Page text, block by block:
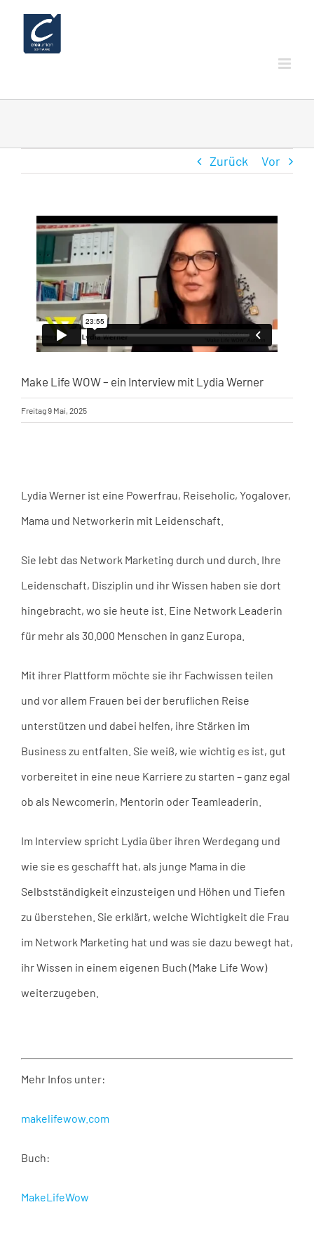
Zum
Zurück Vor
Make Life WOW – ein Interview mit Lydia Werner
Freitag 9 Mai, 2025
Lydia Werner ist eine Powerfrau, Reiseholic, Yogalover,
Mama und Networkerin mit Leidenschaft.
Sie lebt das Network Marketing durch und durch. Ihre
Leidenschaft, Disziplin und ihr Wissen haben sie dort
hingebracht, wo sie heute ist. Eine Network Leaderin
für mehr als 30.000 Menschen in ganz Europa.
Mit ihrer Plattform möchte sie ihr Fachwissen teilen
und vor allem Frauen bei der beruflichen Reise
unterstützen und dabei helfen, ihre Stärken im
Business zu entfalten. Sie weiß, wie wichtig es ist, gut
vorbereitet in eine neue Karriere zu starten – ganz egal
ob als Newcomerin, Mentorin oder Teamleaderin.
Im Interview spricht Lydia über ihren Werdegang und
wie sie es geschafft hat, als junge Mama in die
Selbstständigkeit einzusteigen und Höhen und Tiefen
zu überstehen. Sie erklärt, welche Wichtigkeit die Frau
im Network Marketing hat und was sie dazu bewegt hat,
ihr Wissen in einem eigenen Buch (Make Life Wow)
weiterzugeben.
Mehr Infos unter:
makelifewow.com
Buch:
MakeLifeWow